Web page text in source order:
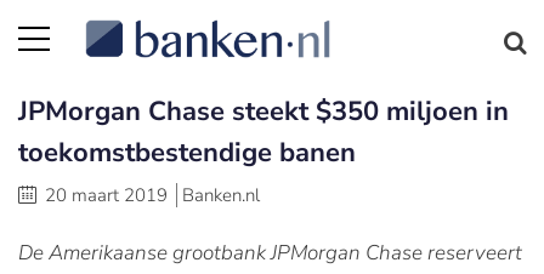
JPMorgan Chase steekt $350 miljoen in
toekomstbestendige banen
20 maart 2019 Banken.nl
De Amerikaanse grootbank JPMorgan Chase reserveert